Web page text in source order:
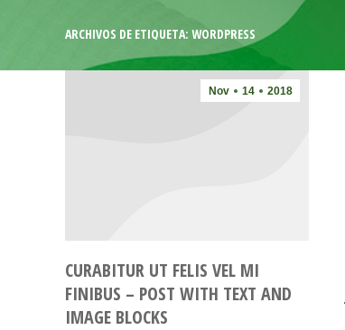
ARCHIVOS DE ETIQUETA: WORDPRESS
Nov 14 2018
CURABITUR UT FELIS VEL MI
FINIBUS – POST WITH TEXT AND
IMAGE BLOCKS